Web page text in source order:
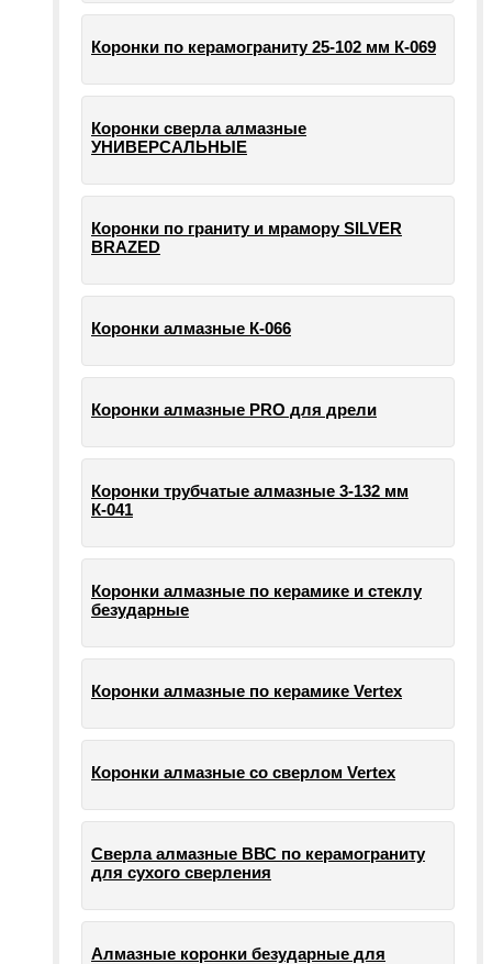
Коронки по керамограниту 25-102 мм К-069
Коронки сверла алмазные
УНИВЕРСАЛЬНЫЕ
Коронки по граниту и мрамору SILVER
BRAZED
Коронки алмазные К-066
Коронки алмазные PRO для дрели
Коронки трубчатые алмазные 3-132 мм
К-041
Коронки алмазные по керамике и стеклу
безударные
Коронки алмазные по керамике Vertex
Коронки алмазные со сверлом Vertex
Сверла алмазные ВВС по керамограниту
для сухого сверления
Алмазные коронки безударные для